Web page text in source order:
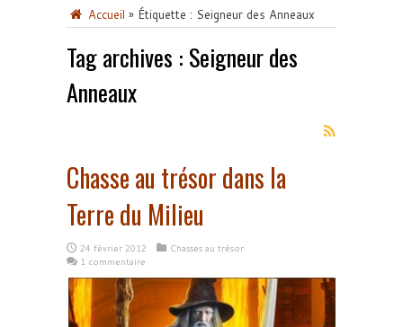
Accueil » Étiquette : Seigneur des Anneaux
Tag archives : Seigneur des
Anneaux
Chasse au trésor dans la
Terre du Milieu
24 février 2012
Chasses au trésor
1 commentaire